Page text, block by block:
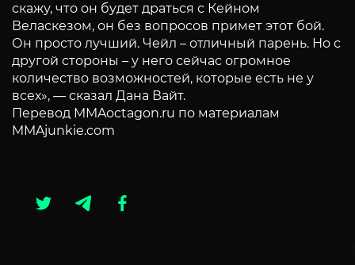
скажу, что он будет драться с Кейном
Веласкезом, он без вопросов примет этот бой.
Он просто лучший. Чейл – отличный парень. Но с
другой стороны – у него сейчас огромное
количество возможностей, которые есть не у
всех», — сказал Дана Вайт.
Перевод MMAoctagon.ru по материалам
MMAjunkie.com